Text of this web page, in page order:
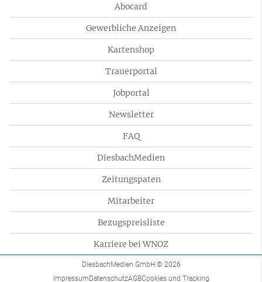
Abocard
Gewerbliche Anzeigen
Kartenshop
Trauerportal
Jobportal
Newsletter
FAQ
DiesbachMedien
Zeitungspaten
Mitarbeiter
Bezugspreisliste
Karriere bei WNOZ
DiesbachMedien GmbH © 2026
ImpressumDatenschutzAGBCookies und Tracking